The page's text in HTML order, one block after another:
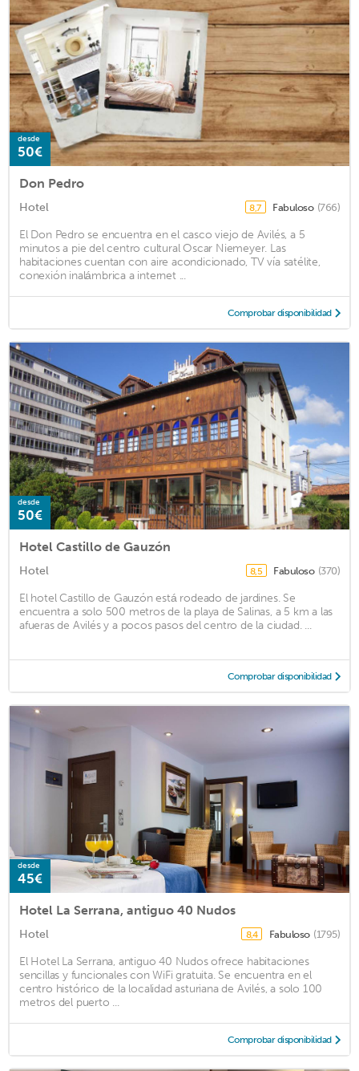
desde
50€
Don Pedro
Hotel 8,7 Fabuloso (766)
El Don Pedro se encuentra en el casco viejo de Avilés, a 5
minutos a pie del centro cultural Oscar Niemeyer. Las
habitaciones cuentan con aire acondicionado, TV vía satélite,
conexión inalámbrica a internet ...
Comprobar disponibilidad
desde
50€
Hotel Castillo de Gauzón
Hotel 8,5 Fabuloso (370)
El hotel Castillo de Gauzón está rodeado de jardines. Se
encuentra a solo 500 metros de la playa de Salinas, a 5 km a las
afueras de Avilés y a pocos pasos del centro de la ciudad. ...
Comprobar disponibilidad
desde
45€
Hotel La Serrana, antiguo 40 Nudos
Hotel 8,4 Fabuloso (1795)
El Hotel La Serrana, antiguo 40 Nudos ofrece habitaciones
sencillas y funcionales con WiFi gratuita. Se encuentra en el
centro histórico de la localidad asturiana de Avilés, a solo 100
metros del puerto ...
Comprobar disponibilidad